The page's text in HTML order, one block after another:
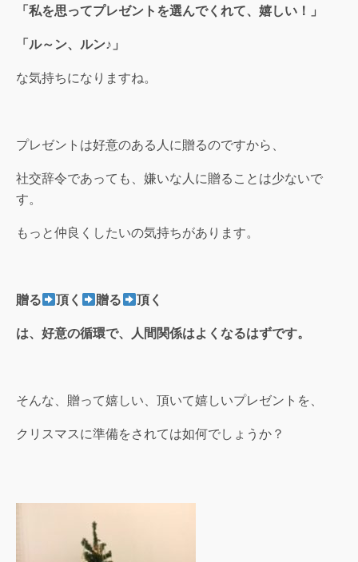
「私を思ってプレゼントを選んでくれて、嬉しい！」
「ル～ン、ルン♪」
な気持ちになりますね。
プレゼントは好意のある人に贈るのですから、
社交辞令であっても、嫌いな人に贈ることは少ないで
す。
もっと仲良くしたいの気持ちがあります。
贈る 頂く 贈る 頂く
は、好意の循環で、人間関係はよくなるはずです。
そんな、贈って嬉しい、頂いて嬉しいプレゼントを、
クリスマスに準備をされては如何でしょうか？